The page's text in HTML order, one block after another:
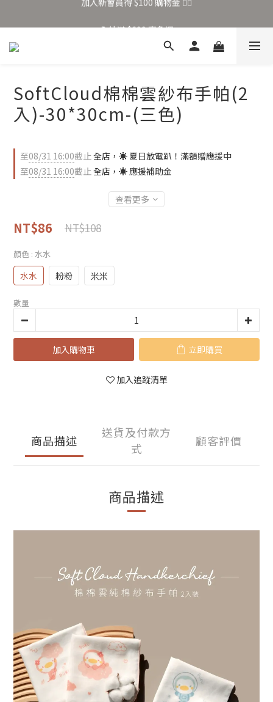
加入新會員得 $100 購物金 👉🏻
SoftCloud棉棉雲紗布手帕(2
入)-30*30cm-(三色)
至08/31 16:00截止全店，☀️ 夏日放電趴！滿額贈應援中
至08/31 16:00截止全店，☀️ 應援補助金
查看更多
NT$86 NT$108
顏色 : 水水
水水 粉粉 米米
數量
加入購物車 立即購買
加入追蹤清單
商品描述
送貨及付款方
式
顧客評價
商品描述